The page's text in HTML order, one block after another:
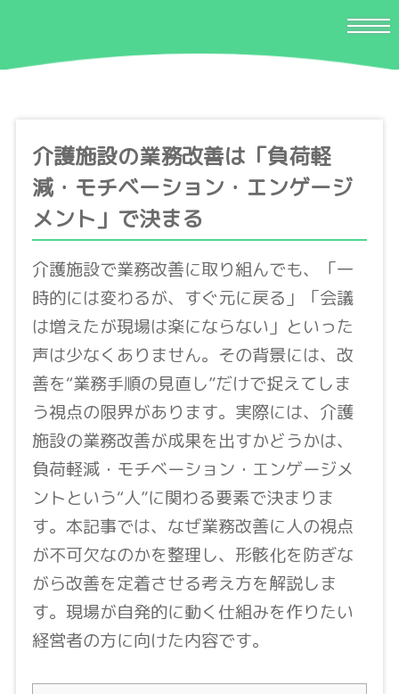
介護施設の業務改善は「負荷軽
減・モチベーション・エンゲージ
メント」で決まる
介護施設で業務改善に取り組んでも、「一
時的には変わるが、すぐ元に戻る」「会議
は増えたが現場は楽にならない」といった
声は少なくありません。その背景には、改
善を“業務手順の見直し”だけで捉えてしま
う視点の限界があります。実際には、介護
施設の業務改善が成果を出すかどうかは、
負荷軽減・モチベーション・エンゲージメ
ントという“人”に関わる要素で決まりま
す。本記事では、なぜ業務改善に人の視点
が不可欠なのかを整理し、形骸化を防ぎな
がら改善を定着させる考え方を解説しま
す。現場が自発的に動く仕組みを作りたい
経営者の方に向けた内容です。